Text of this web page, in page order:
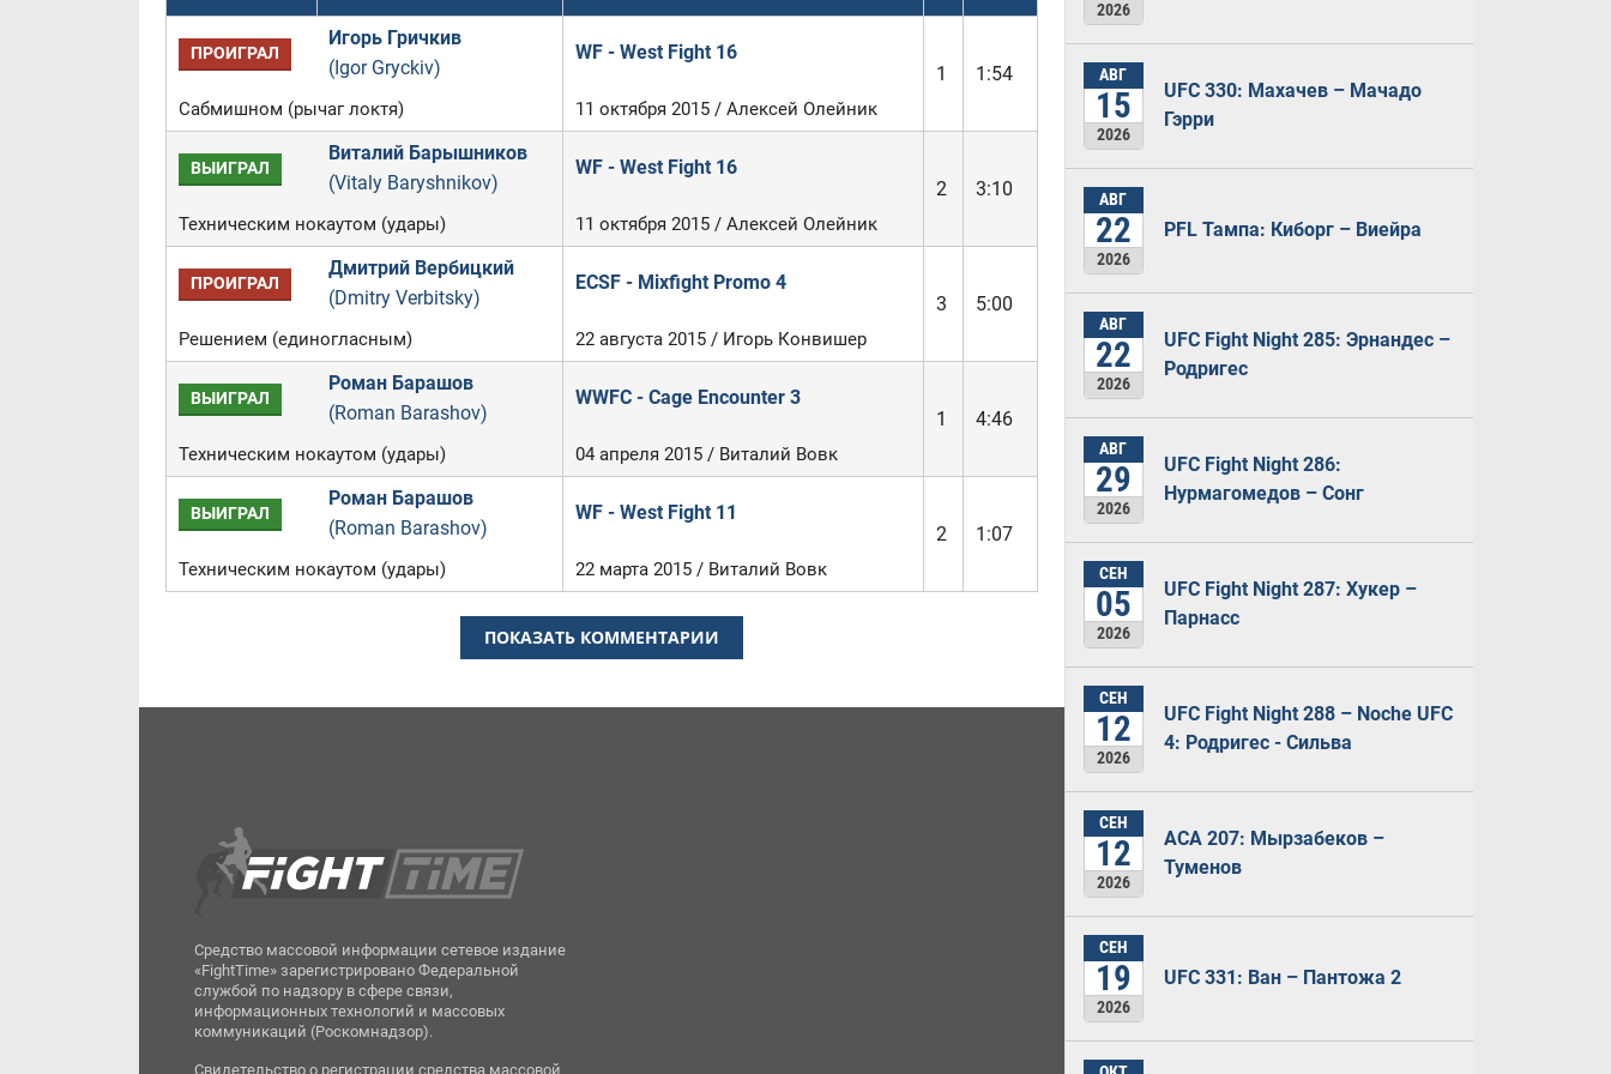
ПРОИГРАЛ
Игорь Гричкив
(Igor Gryckiv)
WF - West Fight 16
1
1:54
Сабмишном (рычаг локтя) 11 октября 2015 / Алексей Олейник
ВЫИГРАЛ
Виталий Барышников
(Vitaly Baryshnikov)
WF - West Fight 16
2
3:10
Техническим нокаутом (удары) 11 октября 2015 / Алексей Олейник
ПРОИГРАЛ
Дмитрий Вербицкий
(Dmitry Verbitsky)
ECSF - Mixfight Promo 4
3
5:00
Решением (единогласным) 22 августа 2015 / Игорь Конвишер
ВЫИГРАЛ
Роман Барашов
(Roman Barashov)
WWFC - Cage Encounter 3
1
4:46
Техническим нокаутом (удары) 04 апреля 2015 / Виталий Вовк
ВЫИГРАЛ
Роман Барашов
(Roman Barashov)
WF - West Fight 11
2
1:07
Техническим нокаутом (удары) 22 марта 2015 / Виталий Вовк
ПОКАЗАТЬ КОММЕНТАРИИ
2026
АВГ
15
2026
UFC 330: Махачев – Мачадо
Гэрри
АВГ
22
2026
PFL Тампа: Киборг – Виейра
АВГ
22
2026
UFC Fight Night 285: Эрнандес –
Родригес
АВГ
29
2026
UFC Fight Night 286:
Нурмагомедов – Сонг
СЕН
05
2026
UFC Fight Night 287: Хукер –
Парнасс
СЕН
12
2026
UFC Fight Night 288 – Noche UFC
4: Родригес - Сильва
СЕН
12
2026
ACA 207: Мырзабеков –
Туменов
СЕН
19
2026
UFC 331: Ван – Пантожа 2
Средство массовой информации сетевое издание
«FightTime» зарегистрировано Федеральной
службой по надзору в сфере связи,
информационных технологий и массовых
коммуникаций (Роскомнадзор).
Свидетельство о регистрации средства массовой